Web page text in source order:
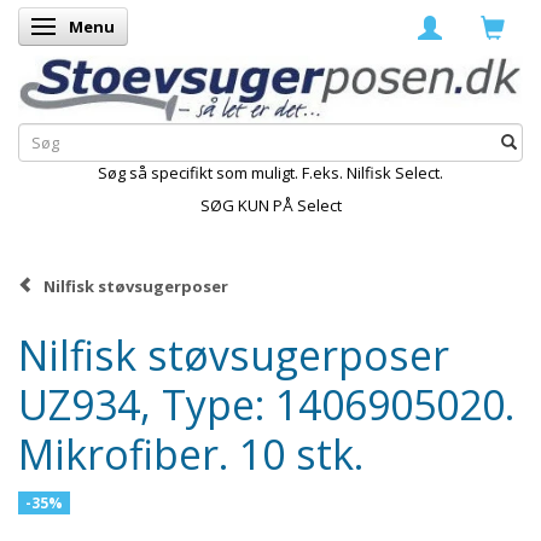
Skifte navigation
Menu
Søg så specifikt som muligt. F.eks. Nilfisk Select.
SØG KUN PÅ Select
Nilfisk støvsugerposer
Nilfisk støvsugerposer
UZ934, Type: 1406905020.
Mikrofiber. 10 stk.
-35%